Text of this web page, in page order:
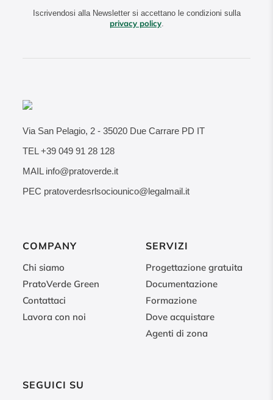
Iscrivendosi alla Newsletter si accettano le condizioni sulla
privacy policy.
Via San Pelagio, 2 -35020 Due Carrare PD IT
TEL+39 049 91 28 128
MAIL info@pratoverde.it
PEC pratoverdesrlsociounico@legalmail.it
COMPANY
Chi siamo
PratoVerde Green
Contattaci
Lavora con noi
SERVIZI
Progettazione gratuita
Documentazione
Formazione
Dove acquistare
Agenti di zona
SEGUICI SU